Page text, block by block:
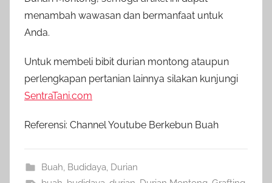
menambah wawasan dan bermanfaat untuk
Anda.
Untuk membeli bibit durian montong ataupun
perlengkapan pertanian lainnya silakan kunjungi
SentraTani.com
Referensi: Channel Youtube Berkebun Buah
Buah, Budidaya, Durian